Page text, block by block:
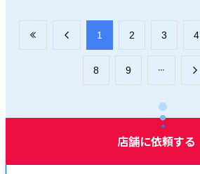
​1 ​2 ​3 ​4
​8 ​9
店舗に依頼する